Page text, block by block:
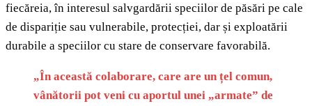
fiecăreia, în interesul salvgardării speciilor de păsări pe cale
de dispariție sau vulnerabile, protecției, dar și exploatării
durabile a speciilor cu stare de conservare favorabilă.
„În această colaborare, care are un țel comun,
vânătorii pot veni cu aportul unei „armate” de